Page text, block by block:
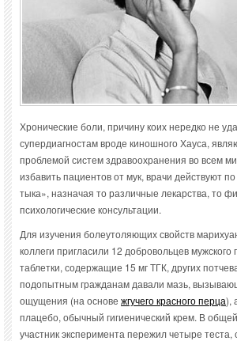
Хронические боли, причину коих нередко не
супердиагностам вроде киношного Хауса,
проблемой систем здравоохранения во всем
избавить пациентов от мук, врачи действуют
тыка», назначая то различные лекарства, то
психологические консультации.
Для изучения болеутоляющих свойств
коллеги пригласили 12 добровольцев
таблетки, содержащие 15 мг ТГК, других
подопытным гражданам давали мазь,
ощущения (на основе жгучего красного перца),
плацебо, обычный гигиенический крем. В
участник эксперимента пережил четыре